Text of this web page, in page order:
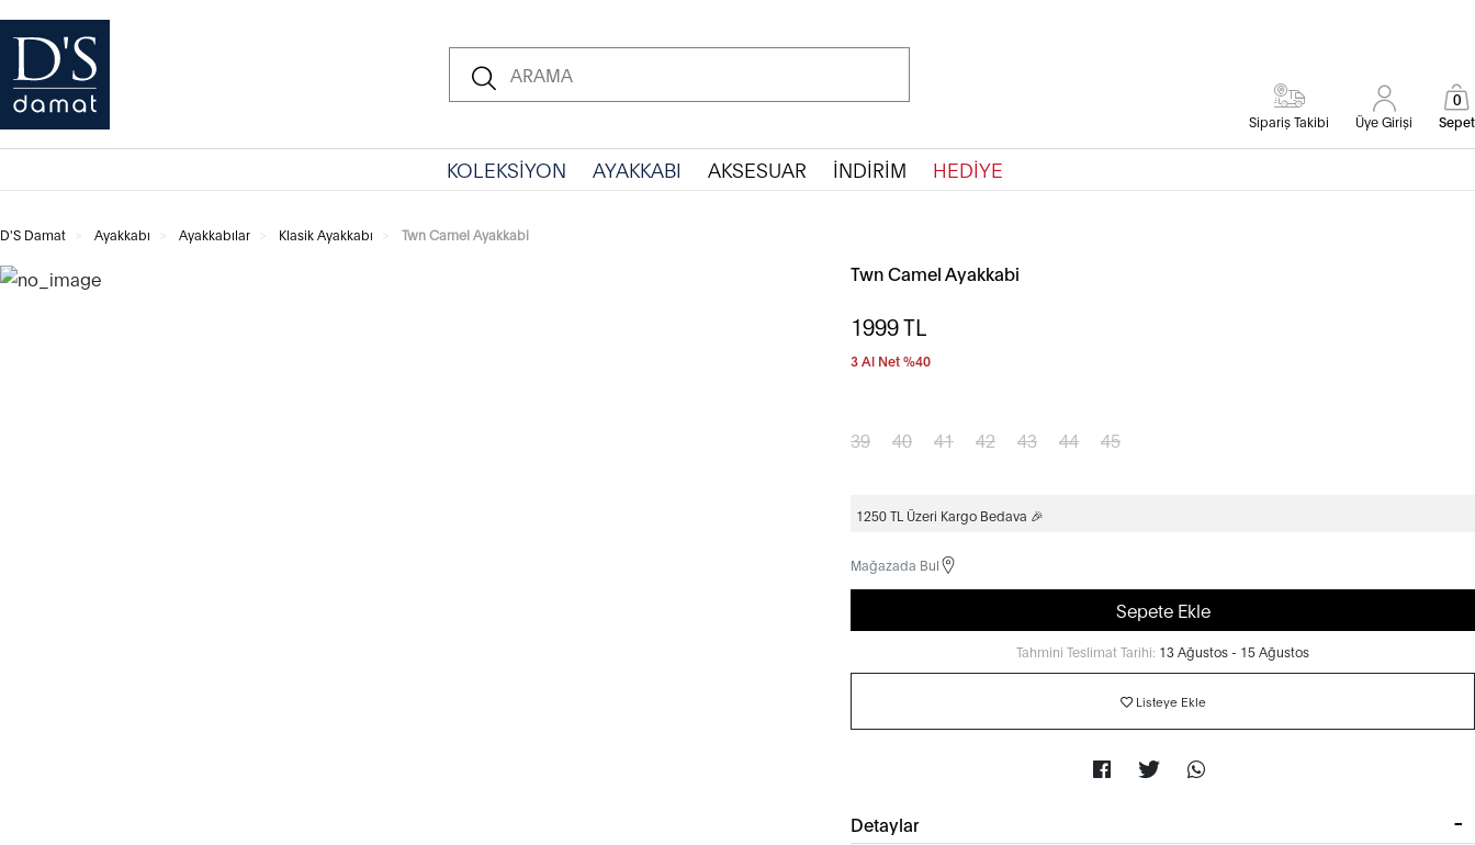
Sipariş Takibi Üye Girişi Sepet
0
KOLEKSİYON AYAKKABI AKSESUAR İNDİRİM HEDİYE
D'S Damat Ayakkabı Ayakkabılar Klasik Ayakkabı Twn Camel Ayakkabi
Twn Camel Ayakkabi
1999TL
3 Al Net %40
39 40 41 42 43 44 45
1250 TL Üzeri Kargo Bedava 🎉
Mağazada Bul
Sepete Ekle
Tahmini Teslimat Tarihi: 13 Ağustos - 15 Ağustos
Listeye Ekle
Detaylar